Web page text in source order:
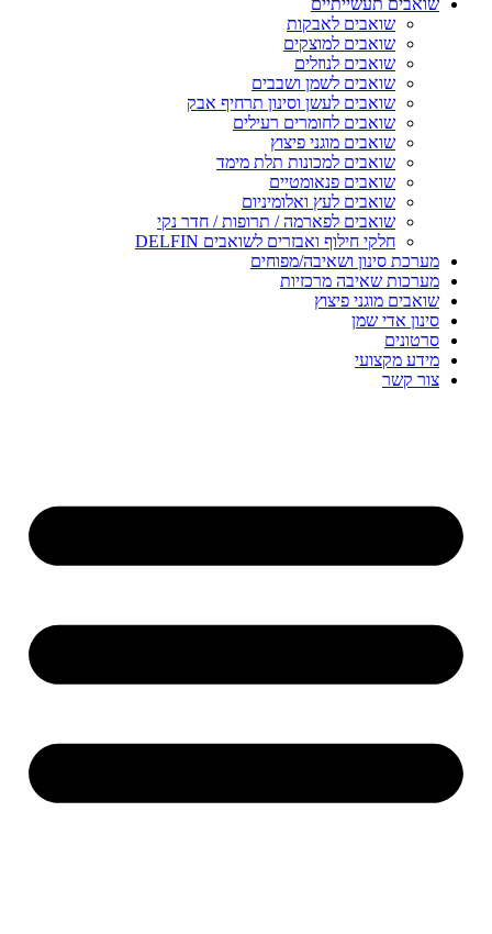
שואבים תעשייתיים
שואבים לאבקות
שואבים למוצקים
שואבים לנוזלים
שואבים לשמן ושבבים
שואבים לעשן וסינון תרחיף אבק
שואבים לחומרים רעילים
שואבים מוגני פיצוץ
שואבים למכונות תלת מימד
שואבים פנאומטיים
שואבים לעץ ואלומיניום
שואבים לפארמה / תרופות / חדר נקי
חלקי חילוף ואבזרים לשואבים DELFIN
מערכת סינון ושאיבה/מפוחים
מערכות שאיבה מרכזיות
שואבים מוגני פיצוץ
סינון אדי שמן
סרטונים
מידע מקצועי
צור קשר